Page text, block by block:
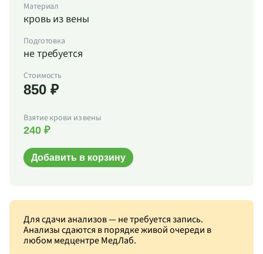
Для сдачи анализов — не требуется запись.
Анализы сдаются в порядке живой очереди в
любом медцентре МедЛаб.
Материал
кровь из вены
Подготовка
не требуется
Стоимость
850 ₽
Взятие крови из вены
240 ₽
Добавить в корзину